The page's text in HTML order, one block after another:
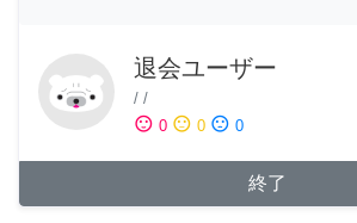
退会ユーザー
/ /
sentiment_satisfied 0 sentiment_neutral 0 sentiment_dissatisfied 0
終了